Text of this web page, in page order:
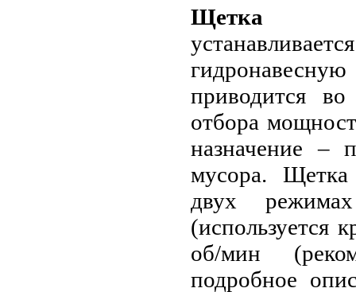
Щетка
гидронавесную
приводится
отбора
назначение –
мусора.
двух
(используется
об/мин
подробное